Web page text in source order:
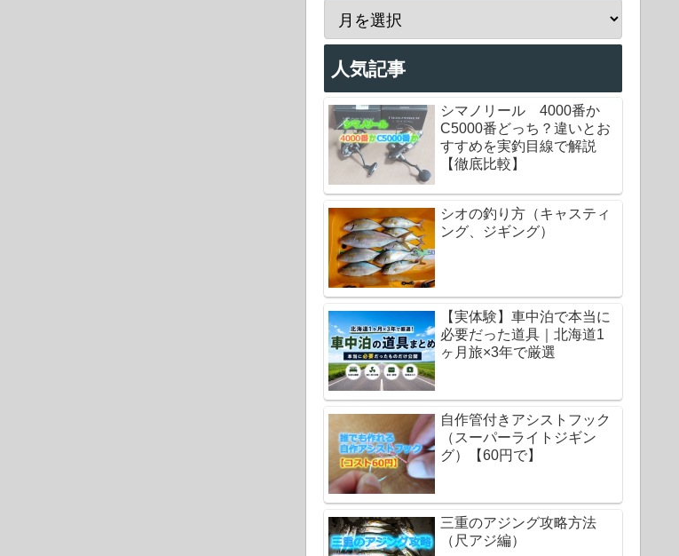
人気記事
シマノリール 4000番か
C5000番どっち？違いとお
すすめを実釣目線で解説
【徹底比較】
シオの釣り方（キャスティ
ング、ジギング）
【実体験】車中泊で本当に
必要だった道具｜北海道1
ヶ月旅×3年で厳選
自作管付きアシストフック
（スーパーライトジギン
グ）【60円で】
三重のアジング攻略方法
（尺アジ編）